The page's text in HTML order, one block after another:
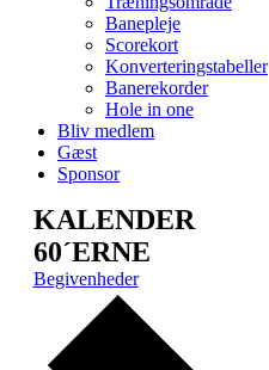
Banepleje
Scorekort
Konverteringstabeller
Banerekorder
Hole in one
Bliv medlem
Gæst
Sponsor
KALENDER
60´ERNE
Begivenheder